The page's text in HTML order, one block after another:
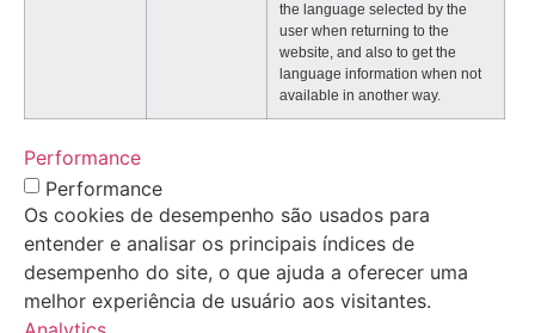
the language selected by the
user when returning to the
website, and also to get the
language information when not
available in another way.
Performance
Performance
Os cookies de desempenho são usados para
entender e analisar os principais índices de
desempenho do site, o que ajuda a oferecer uma
melhor experiência de usuário aos visitantes.